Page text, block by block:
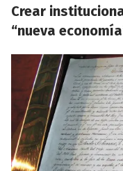
Crear
“nueva